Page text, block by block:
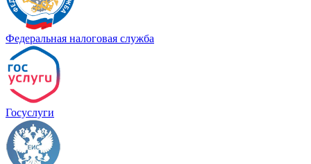
Федеральная налоговая служба
Госуслуги